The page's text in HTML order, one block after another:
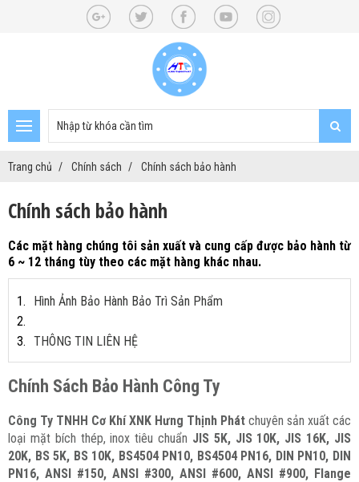
Trang chủ Chính sách Chính sách bảo hành
Chính sách bảo hành
Các mặt hàng chúng tôi sản xuất và cung cấp được bảo hành từ
6 ~ 12 tháng tùy theo các mặt hàng khác nhau.
Hình Ảnh Bảo Hành Bảo Trì Sản Phẩm
THÔNG TIN LIÊN HỆ
Chính Sách Bảo Hành Công Ty
Công Ty TNHH Cơ Khí XNK Hưng Thịnh Phát chuyên sản xuất các
loại mặt bích thép, inox tiêu chuẩn JIS 5K, JIS 10K, JIS 16K, JIS
20K, BS 5K, BS 10K, BS4504 PN10, BS4504 PN16, DIN PN10, DIN
PN16, ANSI #150, ANSI #300, ANSI #600, ANSI #900, Flange
ĐĂNG KÝ TƯ VẤN MIỄN PHÍ